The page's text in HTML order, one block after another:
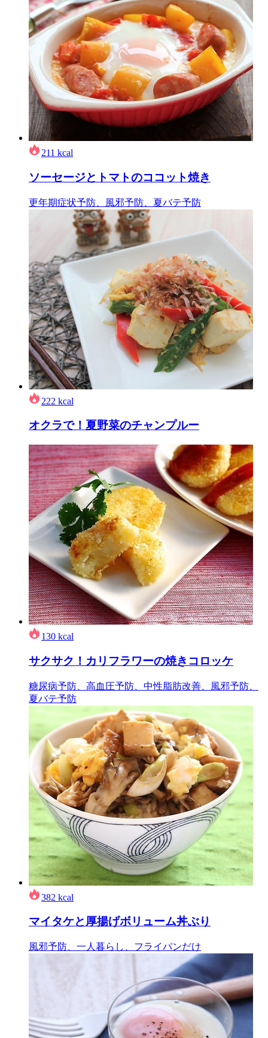
211 kcal
ソーセージとトマトのココット焼き
更年期症状予防、風邪予防、夏バテ予防
222 kcal
オクラで！夏野菜のチャンプルー
130 kcal
サクサク！カリフラワーの焼きコロッケ
糖尿病予防、高血圧予防、中性脂肪改善、風邪予防、
夏バテ予防
382 kcal
マイタケと厚揚げボリューム丼ぶり
風邪予防、一人暮らし、フライパンだけ